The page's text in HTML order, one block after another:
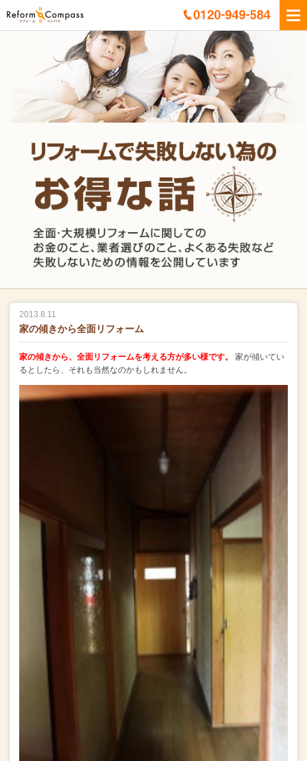
2013.8.11
家の傾きから全面リフォーム
家の傾きから、全面リフォームを考える方が多い様です。
家が傾いてい
るとしたら、それも当然なのかもしれません。